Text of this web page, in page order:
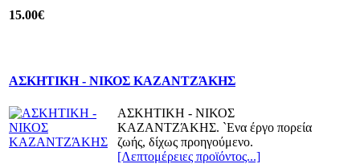
15.00€
ΑΣΚΗΤΙΚΗ - ΝΙΚΟΣ ΚΑΖΑΝΤΖΆΚΗΣ
ΑΣΚΗΤΙΚΗ - ΝΙΚΟΣ
ΚΑΖΑΝΤΖΆΚΗΣ. `Ενα έργο πορεία
ζωής, δίχως προηγούμενο.
[Λεπτομέρειες προϊόντος...]